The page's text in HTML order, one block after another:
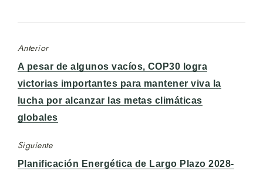
Anterior
Entrada
anterior:
A pesar de algunos vacíos, COP30 logra
victorias importantes para mantener viva la
lucha por alcanzar las metas climáticas
globales
Siguiente
Entrada
Planificación Energética de Largo Plazo 2028-